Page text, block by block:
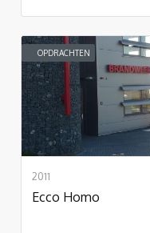
OPDRACHTEN
2011
Ecco Homo